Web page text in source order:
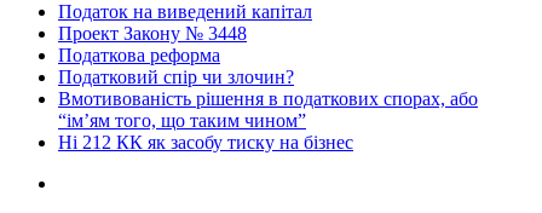
Податок на виведений капітал
Проект Закону № 3448
Податкова реформа
Податковий спір чи злочин?
Вмотивованість рішення в податкових спорах, або
“ім’ям того, що таким чином”
Ні 212 КК як засобу тиску на бізнес